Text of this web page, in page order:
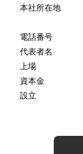
本社所在地
電話番号
代表者名
上場
資本金
設立